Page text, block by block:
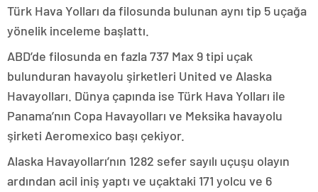
Türk Hava Yolları da filosunda bulunan aynı tip 5 uçağa
yönelik inceleme başlattı.
ABD’de filosunda en fazla 737 Max 9 tipi uçak
bulunduran havayolu şirketleri United ve Alaska
Havayolları. Dünya çapında ise Türk Hava Yolları ile
Panama’nın Copa Havayolları ve Meksika havayolu
şirketi Aeromexico başı çekiyor.
Alaska Havayolları’nın 1282 sefer sayılı uçuşu olayın
ardından acil iniş yaptı ve uçaktaki 171 yolcu ve 6